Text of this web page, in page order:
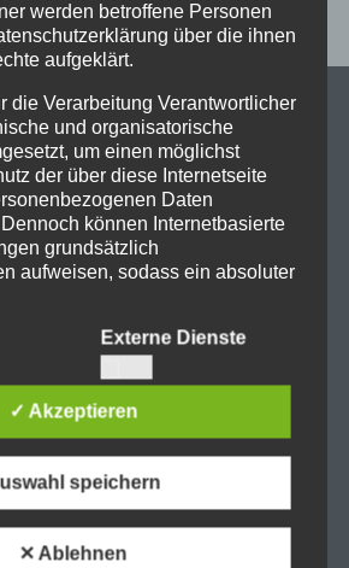
schneesport.de
werden betroffene Personen
über die ihnen
aufgeklärt.
die Verarbeitung Verantwortlicher
und organisatorische
um einen möglichst
der über diese Internetseite
Daten
können Internetbasierte
grundsätzlich
aufweisen, sodass ein absoluter
Daten auch auf
beispielsweise telefonisch, an
die durch den Europäischen
beim Erlass
Unsere Datenschutzerklärung
Externe Dienste
✓ Akzeptieren
speichern
✕ Ablehnen